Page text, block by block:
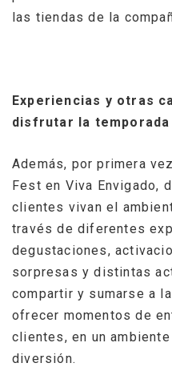
las tiendas de la
Experiencias y otras
disfrutar la
Además, por primera
Fest en Viva Envigado,
clientes vivan el
través de diferentes
degustaciones,
sorpresas y distintas
compartir y sumarse a
ofrecer momentos de
clientes, en un
diversión.